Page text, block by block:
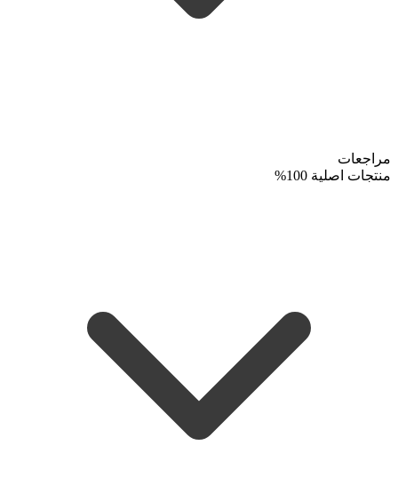
مراجعات
منتجات اصلية 100%